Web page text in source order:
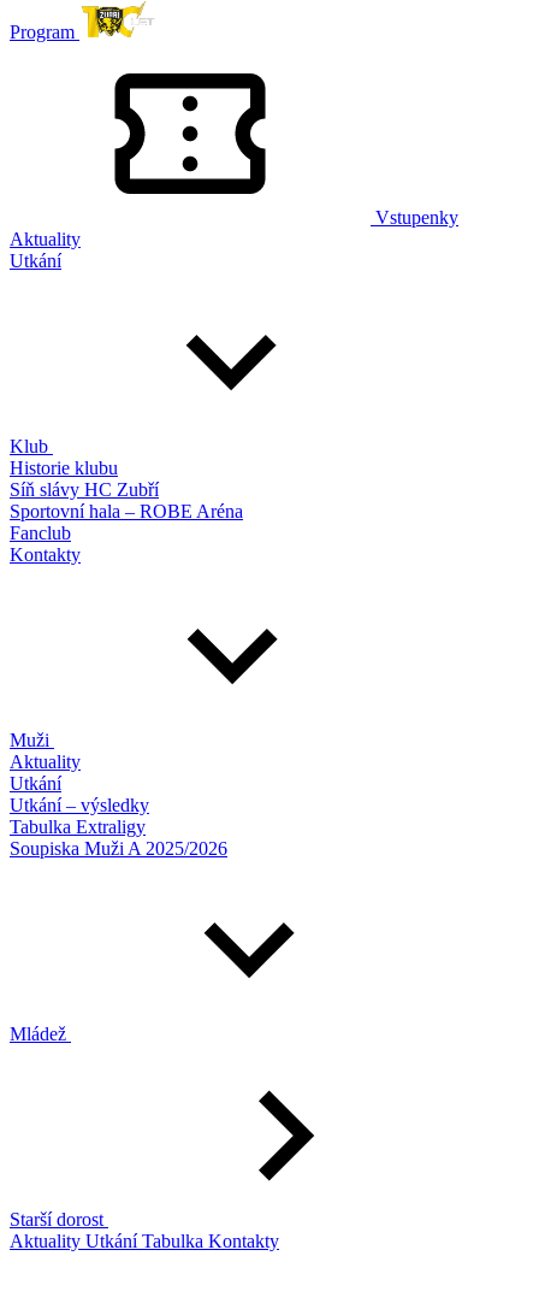
Program
Vstupenky
Aktuality
Utkání
Klub
Historie klubu
Síň slávy HC Zubří
Sportovní hala – ROBE Aréna
Fanclub
Kontakty
Muži
Aktuality
Utkání
Utkání – výsledky
Tabulka Extraligy
Soupiska Muži A 2025/2026
Mládež
Starší dorost
Aktuality UtkáníTabulka Kontakty